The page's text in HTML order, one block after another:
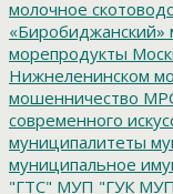
молочное
«Биробиджанский»
морепродукты
Нижнеленинском
мошенничество
современного
муниципалитеты
муниципальное
"ГТС" МУП "ГУК